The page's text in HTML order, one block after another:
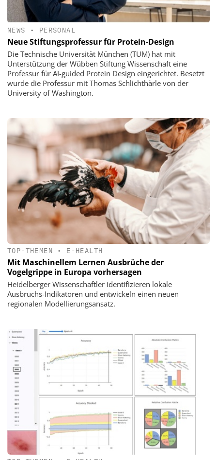
NEWS • PERSONAL
Neue Stiftungsprofessur für Protein-Design
Die Technische Universität München (TUM) hat mit
Unterstützung der Wübben Stiftung Wissenschaft eine
Professur für AI-guided Protein Design eingerichtet. Besetzt
wurde die Professur mit Thomas Schlichthärle von der
University of Washington.
TOP-THEMEN • E-HEALTH
Mit Maschinellem Lernen Ausbrüche der
Vogelgrippe in Europa vorhersagen
Heidelberger Wissenschaftler identifizieren lokale
Ausbruchs-Indikatoren und entwickeln einen neuen
regionalen Modellierungsansatz.